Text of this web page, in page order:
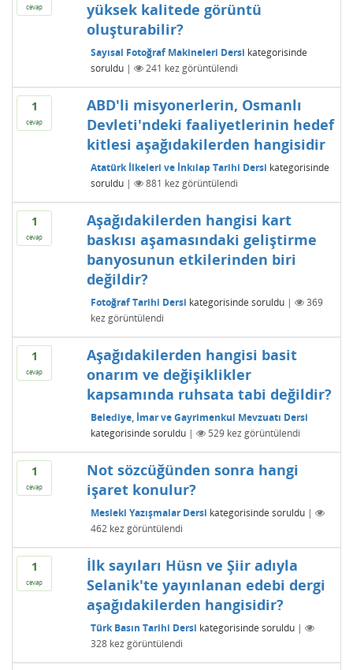
cevap
yüksek kalitede görüntü
oluşturabilir?
Sayısal Fotoğraf Makineleri Dersi kategorisinde
soruldu | 241 kez görüntülendi
1
cevap
ABD'li misyonerlerin, Osmanlı
Devleti'ndeki faaliyetlerinin hedef
kitlesi aşağıdakilerden hangisidir
Atatürk İlkeleri ve İnkılap Tarihi Dersi kategorisinde
soruldu | 881 kez görüntülendi
1
cevap
Aşağıdakilerden hangisi kart
baskısı aşamasındaki geliştirme
banyosunun etkilerinden biri
değildir?
Fotoğraf Tarihi Dersi kategorisinde soruldu |
369
kez görüntülendi
1
cevap
Aşağıdakilerden hangisi basit
onarım ve değişiklikler
kapsamında ruhsata tabi değildir?
Belediye, İmar ve Gayrimenkul Mevzuatı Dersi
kategorisinde soruldu | 529kez görüntülendi
1
cevap
Not sözcüğünden sonra hangi
işaret konulur?
Mesleki Yazışmalar Dersi kategorisinde soruldu |
462kez görüntülendi
1
cevap
İlk sayıları Hüsn ve Şiir adıyla
Selanik'te yayınlanan edebi dergi
aşağıdakilerden hangisidir?
Türk Basın Tarihi Dersi kategorisinde soruldu |
328kez görüntülendi